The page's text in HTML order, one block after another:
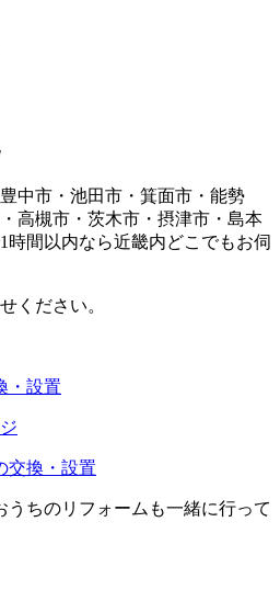
中市・池田市・箕面市・能勢
高槻市・茨木市・摂津市・島本
時間以内なら近畿内どこでもお伺
ください。
・設置
交換・設置
ちのリフォームも一緒に行って